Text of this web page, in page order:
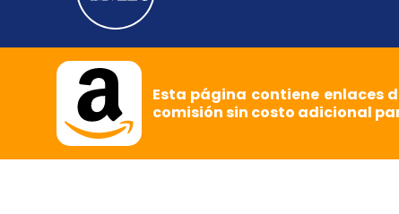
Esta página contiene enlaces
comisión sin costo adicional